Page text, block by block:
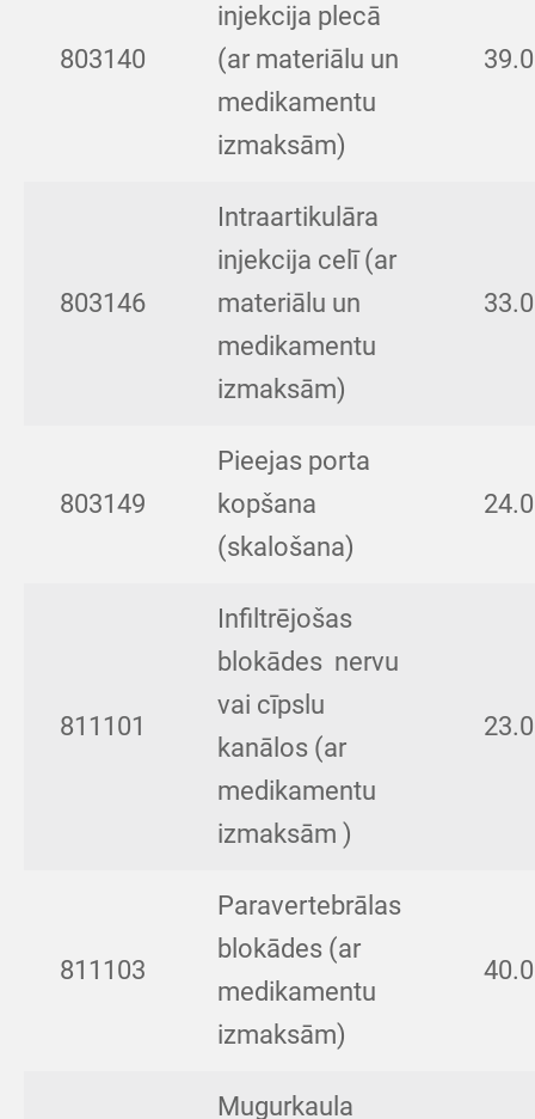
803140
injekcija plecā
(ar materiālu un
medikamentu
izmaksām)
803146
Intraartikulāra
injekcija celī (ar
materiālu un
medikamentu
izmaksām)
803149
Pieejas porta
kopšana
(skalošana)
811101
Infiltrējošas
blokādes nervu
vai cīpslu
kanālos (ar
medikamentu
izmaksām )
811103
Paravertebrālas
blokādes (ar
medikamentu
izmaksām)
Mugurkaula